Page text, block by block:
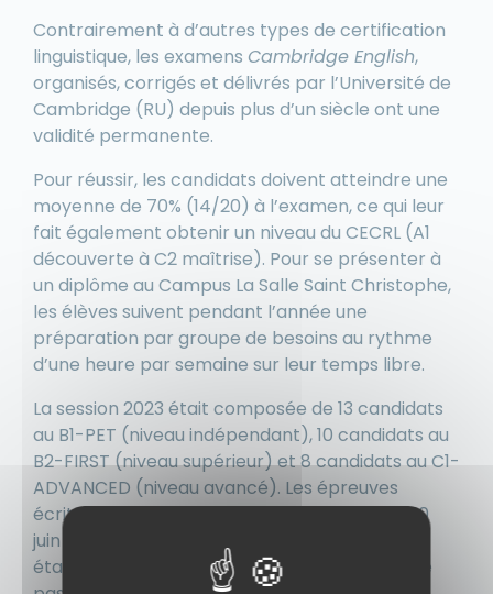
Contrairement à d’autres types de certification
linguistique, les examens Cambridge English,
organisés, corrigés et délivrés par l’Université de
Cambridge (RU) depuis plus d’un siècle ont une
validité permanente.
Pour réussir, les candidats doivent atteindre une
moyenne de 70% (14/20) à l’examen, ce qui leur
fait également obtenir un niveau du CECRL (A1
découverte à C2 maîtrise). Pour se présenter à
un diplôme au Campus La Salle Saint Christophe,
les élèves suivent pendant l’année une
préparation par groupe de besoins au rythme
d’une heure par semaine sur leur temps libre.
La session 2023 était composée de 13 candidats
au B1-PET (niveau indépendant), 10 candidats au
B2-FIRST (niveau supérieur) et 8 candidats au C1-
ADVANCED (niveau avancé). Les épreuves
écrites et orales ont eu lieu entre le 02 et le 10
juin 2023 au Campus La Salle Saint Christophe,
établissement agrée pour la préparation et le